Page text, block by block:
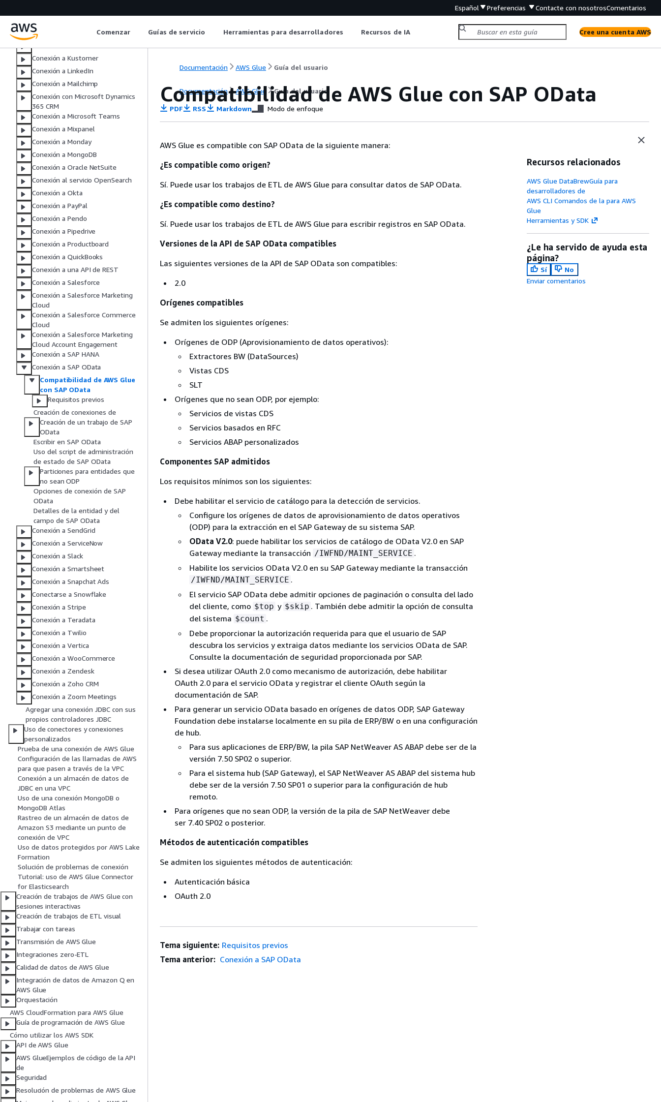
Español Preferencias Contacte con nosotrosComentarios
Comenzar Guías de servicio Herramientas para desarrolladores Recursos de IA Cree una cuenta AWS
Conexión a Intercom
Conexión a Kustomer
Conexión a LinkedIn
Conexión a Mailchimp
Conexión con Microsoft Dynamics
365 CRM
Conexión a Microsoft Teams
Conexión a Mixpanel
Conexión a Monday
Conexión a MongoDB
Conexión a Oracle NetSuite
Conexión al servicio OpenSearch
Conexión a Okta
Conexión a PayPal
Conexión a Pendo
Conexión a Pipedrive
Conexión a Productboard
Conexión a QuickBooks
Conexión a una API de REST
Conexión a Salesforce
Conexión a Salesforce Marketing
Cloud
Conexión a Salesforce Commerce
Cloud
Conexión a Salesforce Marketing
Cloud Account Engagement
Conexión a SAP HANA
Conexión a SAP OData
Compatibilidad de AWS Glue
con SAP OData
Requisitos previos
Creación de conexiones de
Creación de un trabajo de SAP
OData
Escribir en SAP OData
Uso del script de administración
de estado de SAP OData
Particiones para entidades que
no sean ODP
Opciones de conexión de SAP
OData
Detalles de la entidad y del
campo de SAP OData
Conexión a SendGrid
Conexión a ServiceNow
Conexión a Slack
Conexión a Smartsheet
Conexión a Snapchat Ads
Conectarse a Snowflake
Conexión a Stripe
Conexión a Teradata
Conexión a Twilio
Conexión a Vertica
Conexión a WooCommerce
Conexión a Zendesk
Conexión a Zoho CRM
Conexión a Zoom Meetings
Agregar una conexión JDBC con sus
propios controladores JDBC
Uso de conectores y conexiones
personalizados
Prueba de una conexión de AWS Glue
Configuración de las llamadas de AWS
para que pasen a través de la VPC
Conexión a un almacén de datos de
JDBC en una VPC
Uso de una conexión MongoDB o
MongoDB Atlas
Rastreo de un almacén de datos de
Amazon S3 mediante un punto de
conexión de VPC
Uso de datos protegidos por AWS Lake
Formation
Solución de problemas de conexión
Tutorial: uso de AWS Glue Connector
for Elasticsearch
Creación de trabajos de AWS Glue con
sesiones interactivas
Creación de trabajos de ETL visual
Trabajar con tareas
Transmisión de AWS Glue
Integraciones zero-ETL
Calidad de datos de AWS Glue
Integración de datos de Amazon Q en
AWS Glue
Orquestación
AWS CloudFormation para AWS Glue
Guía de programación de AWS Glue
Cómo utilizar los AWS SDK
API de AWS Glue
AWS GlueEjemplos de código de la API
de
Seguridad
Resolución de problemas de AWS Glue
Documentación AWS Glue Guía del usuario
Documentación AWS Glue Guía del usuario
Compatibilidad de AWS Glue con SAP OData
PDF RSS Markdown Modo de enfoque
AWS Glue es compatible con SAP OData de la siguiente manera:
¿Es compatible como origen?
Sí. Puede usar los trabajos de ETL de AWS Glue para consultar datos de SAP OData.
¿Es compatible como destino?
Sí. Puede usar los trabajos de ETL de AWS Glue para escribir registros en SAP OData.
Versiones de la API de SAP OData compatibles
Las siguientes versiones de la API de SAP OData son compatibles:
2.0
Orígenes compatibles
Se admiten los siguientes orígenes:
Orígenes de ODP (Aprovisionamiento de datos operativos):
Extractores BW (DataSources)
Vistas CDS
SLT
Orígenes que no sean ODP, por ejemplo:
Servicios de vistas CDS
Servicios basados en RFC
Servicios ABAP personalizados
Componentes SAP admitidos
Los requisitos mínimos son los siguientes:
Debe habilitar el servicio de catálogo para la detección de servicios.
Configure los orígenes de datos de aprovisionamiento de datos operativos
(ODP) para la extracción en el SAP Gateway de su sistema SAP.
OData V2.0: puede habilitar los servicios de catálogo de OData V2.0 en SAP
Gateway mediante la transacción /IWFND/MAINT_SERVICE .
Habilite los servicios OData V2.0 en su SAP Gateway mediante la transacción
/IWFND/MAINT_SERVICE .
El servicio SAP OData debe admitir opciones de paginación o consulta del lado
del cliente, como $top y $skip . También debe admitir la opción de consulta
del sistema $count .
Debe proporcionar la autorización requerida para que el usuario de SAP
descubra los servicios y extraiga datos mediante los servicios OData de SAP.
Consulte la documentación de seguridad proporcionada por SAP.
Si desea utilizar OAuth 2.0 como mecanismo de autorización, debe habilitar
OAuth 2.0 para el servicio OData y registrar el cliente OAuth según la
documentación de SAP.
Para generar un servicio OData basado en orígenes de datos ODP, SAP Gateway
Foundation debe instalarse localmente en su pila de ERP/BW o en una configuración
de hub.
Para sus aplicaciones de ERP/BW, la pila SAP NetWeaver AS ABAP debe ser de la
versión 7.50 SP02 o superior.
Para el sistema hub (SAP Gateway), el SAP NetWeaver AS ABAP del sistema hub
debe ser de la versión 7.50 SP01 o superior para la configuración de hub
remoto.
Para orígenes que no sean ODP, la versión de la pila de SAP NetWeaver debe
ser 7.40 SP02 o posterior.
Métodos de autenticación compatibles
Se admiten los siguientes métodos de autenticación:
Autenticación básica
OAuth 2.0
Recursos relacionados
AWS Glue DataBrewGuía para
desarrolladores de
AWS CLI Comandos de la para AWS
Glue
Herramientas y SDK
¿Le ha servido de ayuda esta
página?
Sí
No
Enviar comentarios
Tema siguiente: Requisitos previos
Tema anterior: Conexión a SAP OData